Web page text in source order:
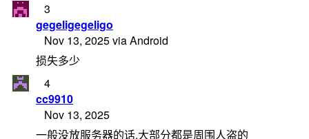
3
gegeligegeligo
Nov 13, 2025 via Android
损失多少
4
cc9910
Nov 13, 2025
一般没放服务器的话,大部分都是周围人盗的